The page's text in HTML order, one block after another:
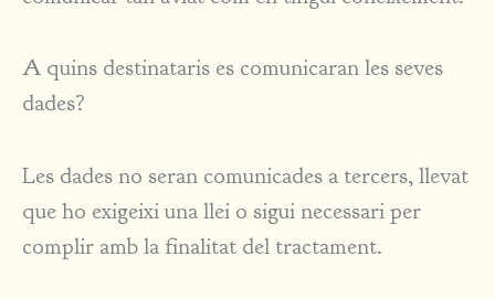
A quins destinataris es comunicaran les seves
dades?
Les dades no seran comunicades a tercers, llevat
que ho exigeixi una llei o sigui necessari per
complir amb la finalitat del tractament.